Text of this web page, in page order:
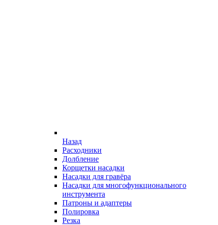
Назад
Расходники
Долбление
Корщетки насадки
Насадки для гравёра
Насадки для многофункционального
инструмента
Патроны и адаптеры
Полировка
Резка